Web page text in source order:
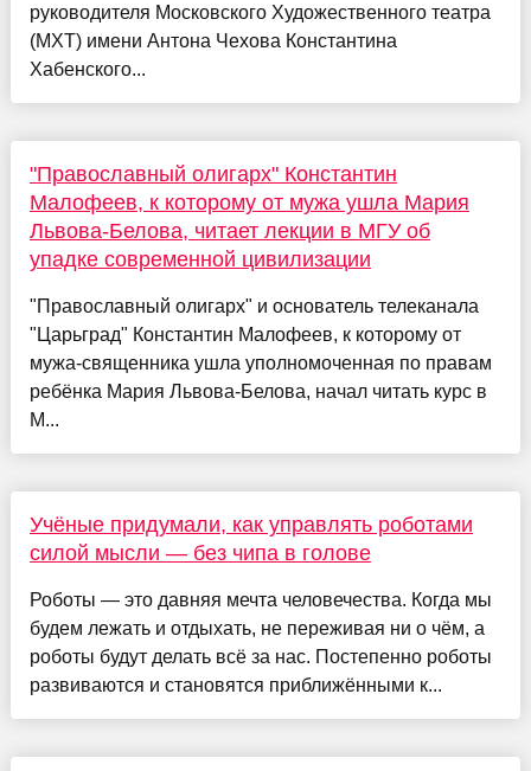
руководителя Московского Художественного театра
(МХТ) имени Антона Чехова Константина
Хабенского...
"Православный олигарх" Константин
Малофеев, к которому от мужа ушла Мария
Львова-Белова, читает лекции в МГУ об
упадке современной цивилизации
"Православный олигарх" и основатель телеканала
"Царьград" Константин Малофеев, к которому от
мужа-священника ушла уполномоченная по правам
ребёнка Мария Львова-Белова, начал читать курс в
М...
Учёные придумали, как управлять роботами
силой мысли — без чипа в голове
Роботы — это давняя мечта человечества. Когда мы
будем лежать и отдыхать, не переживая ни о чём, а
роботы будут делать всё за нас. Постепенно роботы
развиваются и становятся приближёнными к...